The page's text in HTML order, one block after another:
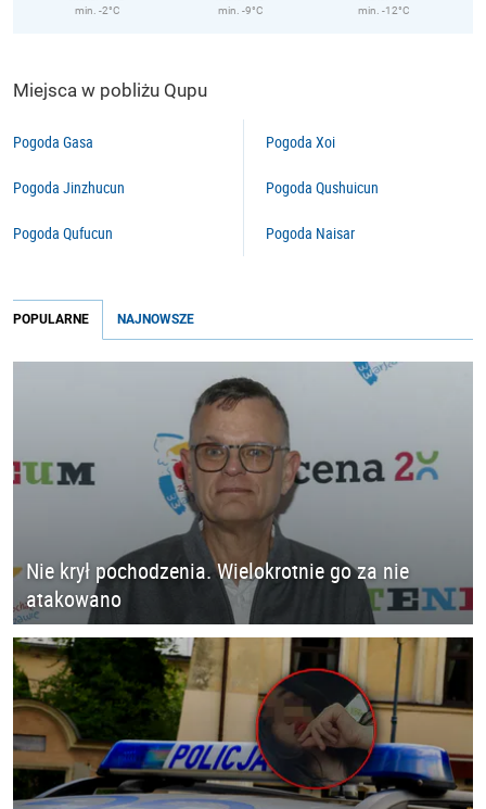
min. -2°C
min. -9°C
min. -12°C
Miejsca w pobliżu Qupu
Pogoda Gasa
Pogoda Jinzhucun
Pogoda Qufucun
Pogoda Xoi
Pogoda Qushuicun
Pogoda Naisar
POPULARNE NAJNOWSZE
Nie krył pochodzenia. Wielokrotnie go za nie
atakowano